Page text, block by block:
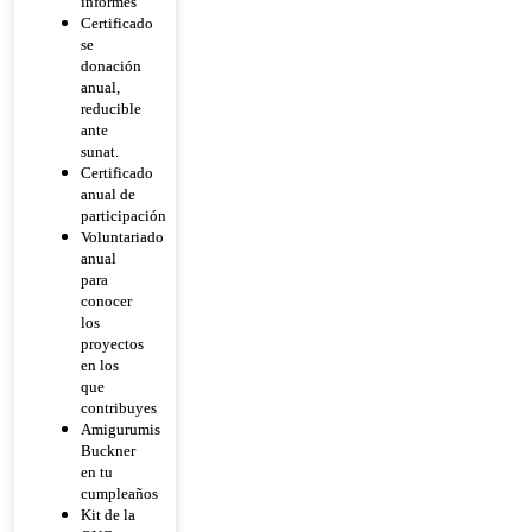
Certificado
se
donación
anual,
reducible
ante
sunat.
Certificado
anual de
participación
Voluntariado
anual
para
conocer
los
proyectos
en los
que
contribuyes
Amigurumis
Buckner
en tu
cumpleaños
Kit de la